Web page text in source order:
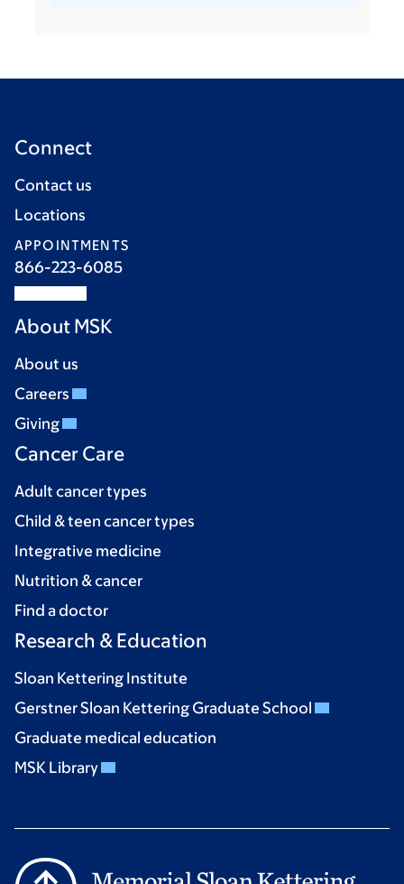
Connect
Contact us
Locations
APPOINTMENTS
866-223-6085
About MSK
About us
Careers
Giving
Cancer Care
Adult cancer types
Child & teen cancer types
Integrative medicine
Nutrition & cancer
Find a doctor
Research & Education
Sloan Kettering Institute
Gerstner Sloan Kettering Graduate School
Graduate medical education
MSK Library